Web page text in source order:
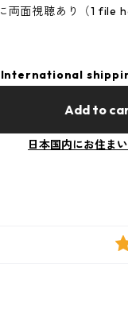
両面視聴あり（1 file
International
Add to
日本国内にお住ま